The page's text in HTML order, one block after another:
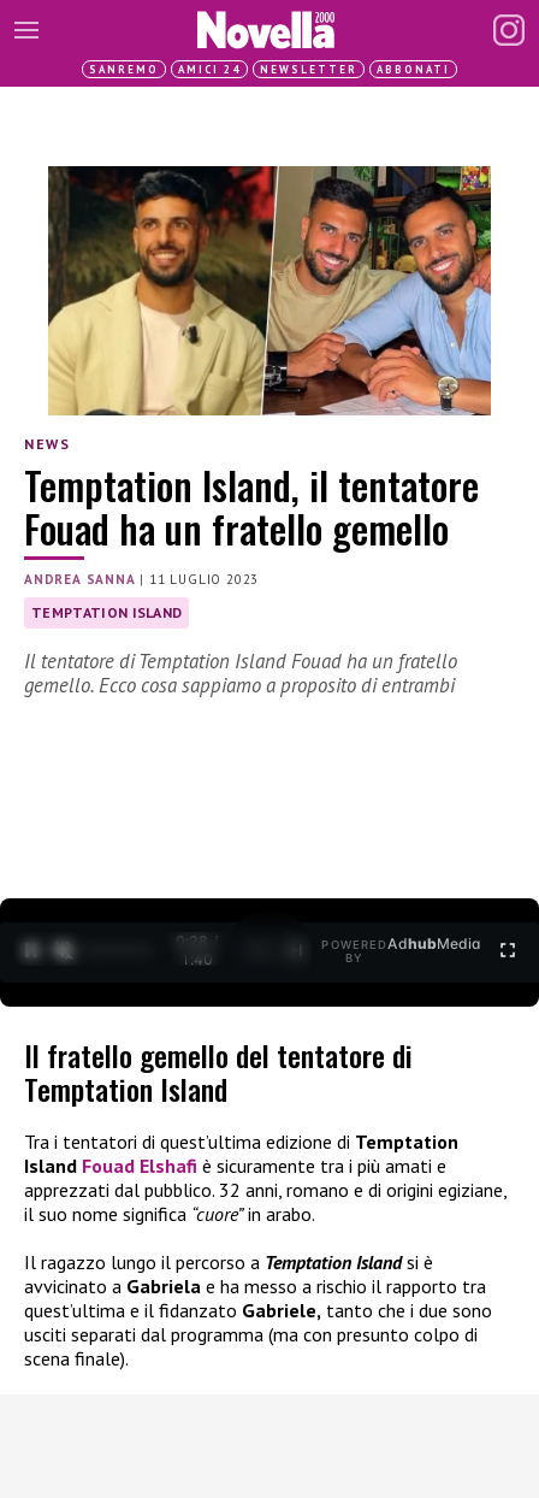
SANREMO AMICI 24 NEWSLETTER ABBONATI
NEWS
Temptation Island, il tentatore
Fouad ha un fratello gemello
ANDREA SANNA | 11 LUGLIO 2023
TEMPTATION ISLAND
Il tentatore di Temptation Island Fouad ha un fratello
gemello. Ecco cosa sappiamo a proposito di entrambi
0:29 /
1:40
POWERED
BY
AdhubMedia
Il fratello gemello del tentatore di
Temptation Island
Tra i tentatori di quest’ultima edizione di Temptation
Island Fouad Elshafi è sicuramente tra i più amati e
apprezzati dal pubblico. 32 anni, romano e di origini egiziane,
il suo nome significa “cuore”in arabo.
Il ragazzo lungo il percorso a Temptation Islandsi è
avvicinato a Gabriela e ha messo a rischio il rapporto tra
quest’ultima e il fidanzato Gabriele, tanto che i due sono
usciti separati dal programma (ma con presunto colpo di
scena finale).